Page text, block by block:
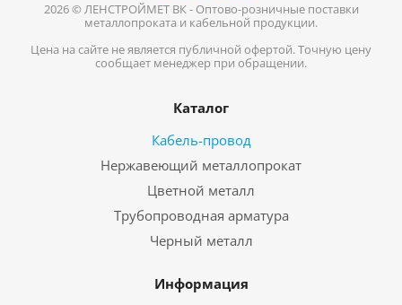
2026 © ЛЕНСТРОЙМЕТ ВК - Оптово-розничные поставки
металлопроката и кабельной продукции.
Цена на сайте не является публичной офертой. Точную цену
сообщает менеджер при обращении.
Каталог
Кабель-провод
Нержавеющий металлопрокат
Цветной металл
Трубопроводная арматура
Черный металл
Информация